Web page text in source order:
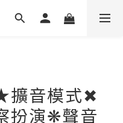
擴音模式✖
扮演❋聲音